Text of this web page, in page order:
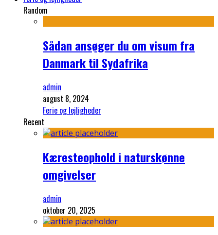
Random
Sådan ansøger du om visum fra
Danmark til Sydafrika
admin
august 8, 2024
Ferie og lejligheder
Recent
Kæresteophold i naturskønne
omgivelser
admin
oktober 20, 2025